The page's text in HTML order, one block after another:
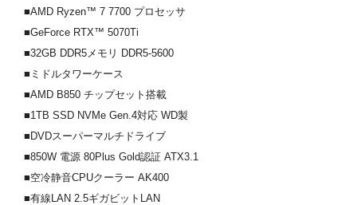
■AMD Ryzen™ 7 7700 プロセッサ
■GeForce RTX™ 5070Ti
■32GB DDR5メモリ DDR5-5600
■ミドルタワーケース
■AMD B850 チップセット搭載
■1TB SSD NVMe Gen.4対応 WD製
■DVDスーパーマルチドライブ
■850W 電源 80Plus Gold認証 ATX3.1
■空冷静音CPUクーラー AK400
■有線LAN 2.5ギガビットLAN